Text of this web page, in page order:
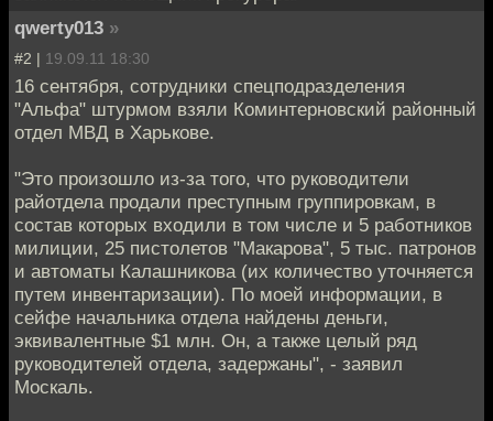
qwerty013 »
#2 | 19.09.11 18:30
16 сентября, сотрудники спецподразделения
"Альфа" штурмом взяли Коминтерновский районный
отдел МВД в Харькове.
"Это произошло из-за того, что руководители
райотдела продали преступным группировкам, в
состав которых входили в том числе и 5 работников
милиции, 25 пистолетов "Макарова", 5 тыс. патронов
и автоматы Калашникова (их количество уточняется
путем инвентаризации). По моей информации, в
сейфе начальника отдела найдены деньги,
эквивалентные $1 млн. Он, а также целый ряд
руководителей отдела, задержаны", - заявил
Москаль.